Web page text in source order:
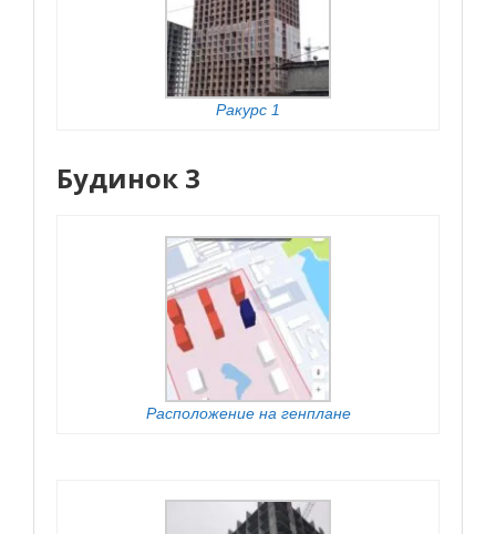
Ракурс 1
Будинок 3
Расположение на генплане